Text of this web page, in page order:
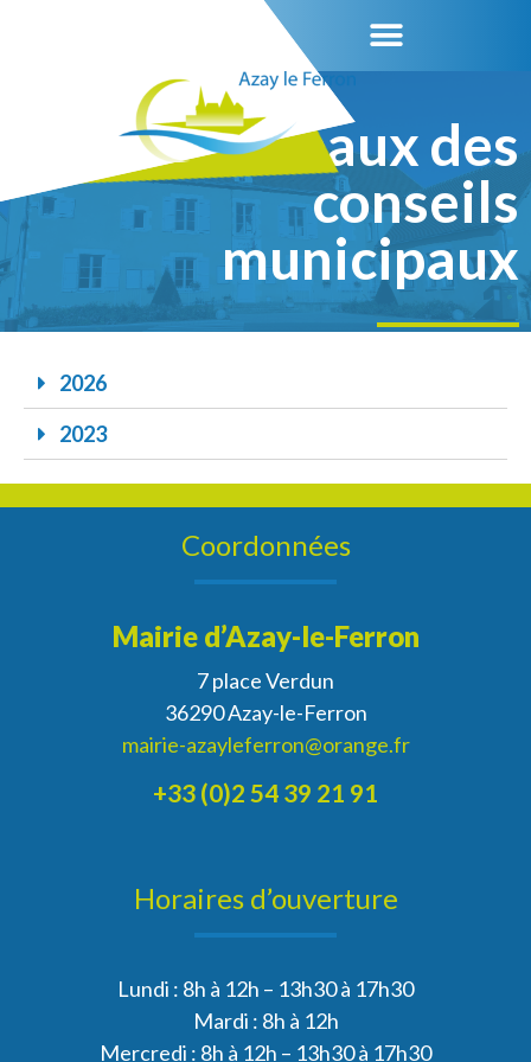
Procès-verbaux des
conseils
municipaux
2026
2023
Coordonnées
Mairie d’Azay-le-Ferron
7 place Verdun
36290 Azay-le-Ferron
mairie-azayleferron@orange.fr
+33 (0)2 54 39 21 91
Horaires d’ouverture
Lundi : 8h à 12h – 13h30 à 17h30
Mardi : 8h à 12h
Mercredi : 8h à 12h – 13h30 à 17h30